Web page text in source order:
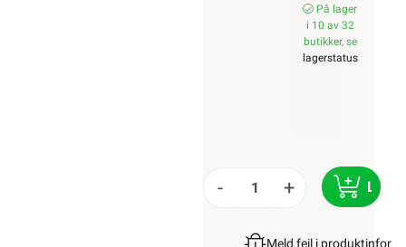
På lager
i 10 av 32
butikker, se
lagerstatus
- +
Meld feil i